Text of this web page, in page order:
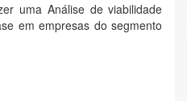
uma Análise de viabilidade
em empresas do segmento